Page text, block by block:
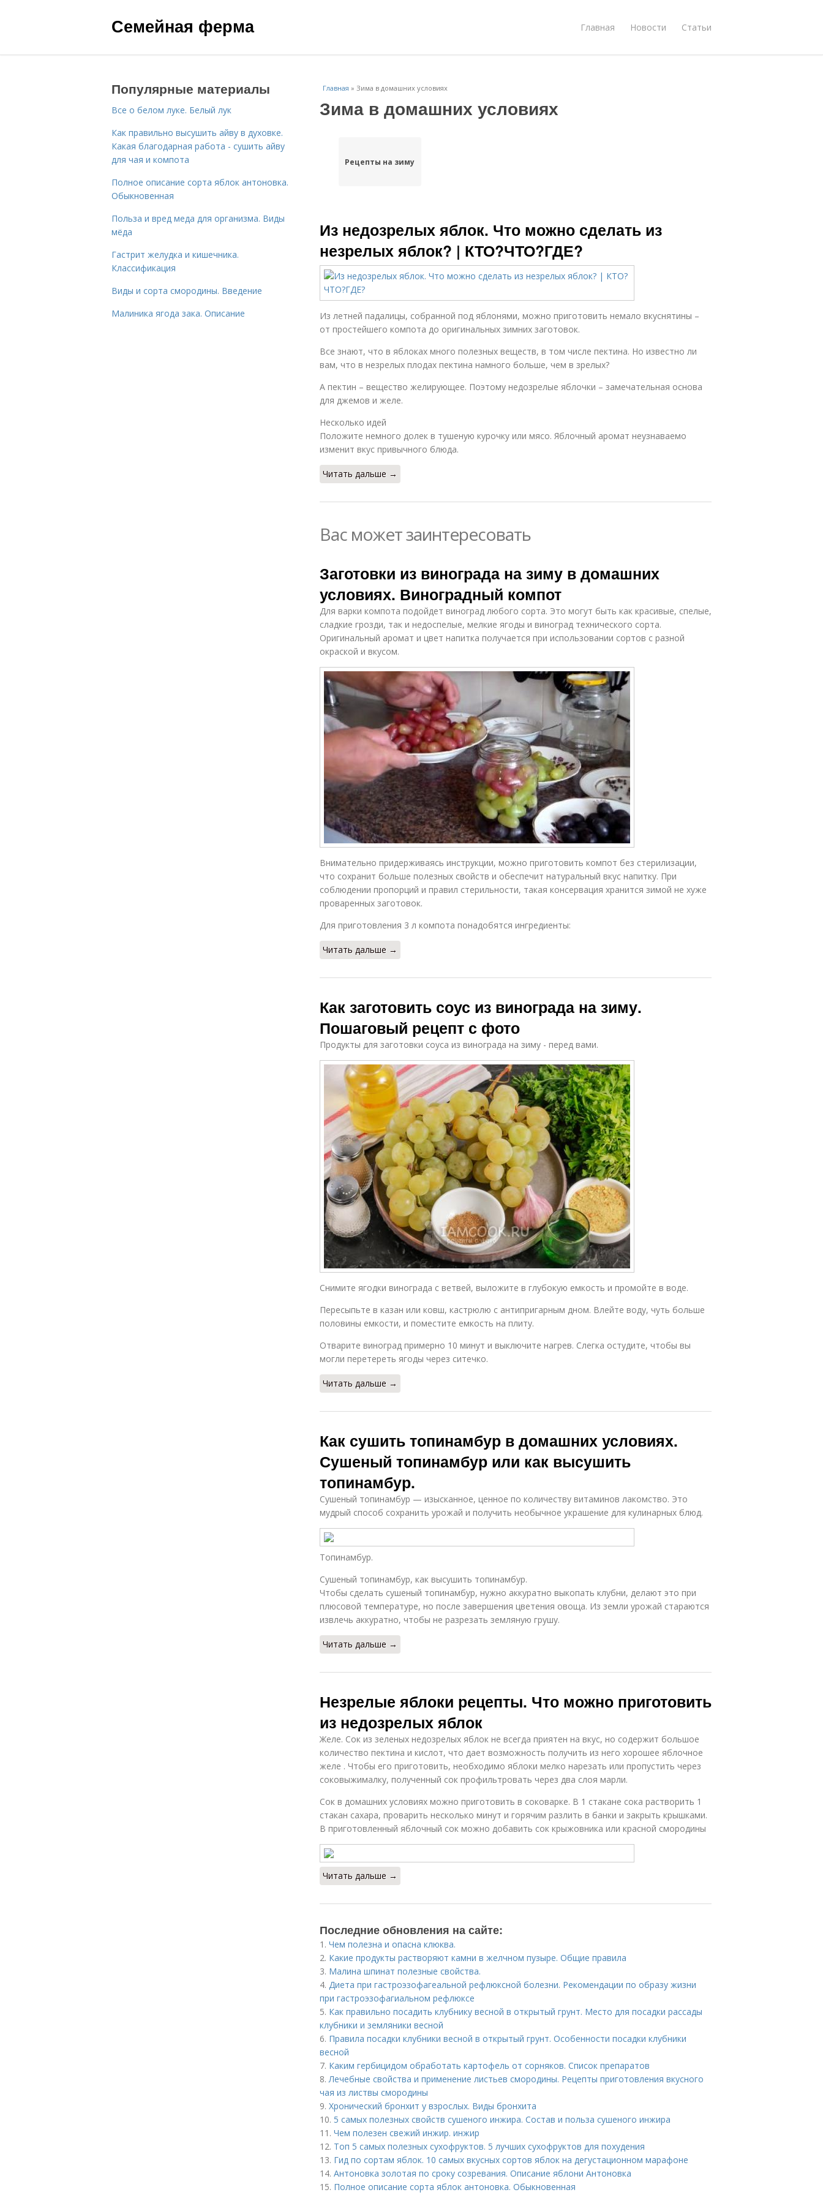
Семейная ферма Главная Новости Статьи
Главная » Зима в домашних условиях
Зима в домашних условиях
Рецепты на зиму
Из недозрелых яблок. Что можно сделать из
незрелых яблок? | КТО?ЧТО?ГДЕ?
Из летней падалицы, собранной под яблонями, можно приготовить немало вкуснятины –
от простейшего компота до оригинальных зимних заготовок.
Все знают, что в яблоках много полезных веществ, в том числе пектина. Но известно ли
вам, что в незрелых плодах пектина намного больше, чем в зрелых?
А пектин – вещество желирующее. Поэтому недозрелые яблочки – замечательная основа
для джемов и желе.
Несколько идей
Положите немного долек в тушеную курочку или мясо. Яблочный аромат неузнаваемо
изменит вкус привычного блюда.
Читать дальше →
Вас может заинтересовать
Заготовки из винограда на зиму в домашних
условиях. Виноградный компот
Для варки компота подойдет виноград любого сорта. Это могут быть как красивые, спелые,
сладкие грозди, так и недоспелые, мелкие ягоды и виноград технического сорта.
Оригинальный аромат и цвет напитка получается при использовании сортов с разной
окраской и вкусом.
Внимательно придерживаясь инструкции, можно приготовить компот без стерилизации,
что сохранит больше полезных свойств и обеспечит натуральный вкус напитку. При
соблюдении пропорций и правил стерильности, такая консервация хранится зимой не хуже
проваренных заготовок.
Для приготовления 3 л компота понадобятся ингредиенты:
Читать дальше →
Как заготовить соус из винограда на зиму.
Пошаговый рецепт с фото
Продукты для заготовки соуса из винограда на зиму - перед вами.
Снимите ягодки винограда с ветвей, выложите в глубокую емкость и промойте в воде.
Пересыпьте в казан или ковш, кастрюлю с антипригарным дном. Влейте воду, чуть больше
половины емкости, и поместите емкость на плиту.
Отварите виноград примерно 10 минут и выключите нагрев. Слегка остудите, чтобы вы
могли перетереть ягоды через ситечко.
Читать дальше →
Как сушить топинамбур в домашних условиях.
Сушеный топинамбур или как высушить
топинамбур.
Сушеный топинамбур — изысканное, ценное по количеству витаминов лакомство. Это
мудрый способ сохранить урожай и получить необычное украшение для кулинарных блюд.
Топинамбур.
Сушеный топинамбур, как высушить топинамбур.
Чтобы сделать сушеный топинамбур, нужно аккуратно выкопать клубни, делают это при
плюсовой температуре, но после завершения цветения овоща. Из земли урожай стараются
извлечь аккуратно, чтобы не разрезать земляную грушу.
Читать дальше →
Незрелые яблоки рецепты. Что можно приготовить
из недозрелых яблок
Желе. Сок из зеленых недозрелых яблок не всегда приятен на вкус, но содержит большое
количество пектина и кислот, что дает возможность получить из него хорошее яблочное
желе . Чтобы его приготовить, необходимо яблоки мелко нарезать или пропустить через
соковыжималку, полученный сок профильтровать через два слоя марли.
Сок в домашних условиях можно приготовить в соковарке. В 1 стакане сока растворить 1
стакан сахара, проварить несколько минут и горячим разлить в банки и закрыть крышками.
В приготовленный яблочный сок можно добавить сок крыжовника или красной смородины
Читать дальше →
Последние обновления на сайте:
1. Чем полезна и опасна клюква.
2. Какие продукты растворяют камни в желчном пузыре. Общие правила
3. Малина шпинат полезные свойства.
4. Диета при гастроэзофагеальной рефлюксной болезни. Рекомендации по образу жизни
при гастроэзофагиальном рефлюксе
5. Как правильно посадить клубнику весной в открытый грунт. Место для посадки рассады
клубники и земляники весной
6. Правила посадки клубники весной в открытый грунт. Особенности посадки клубники
весной
7. Каким гербицидом обработать картофель от сорняков. Список препаратов
8.Лечебные свойства и применение листьев смородины. Рецепты приготовления вкусного
чая из листвы смородины
9. Хронический бронхит у взрослых. Виды бронхита
10. 5 самых полезных свойств сушеного инжира. Состав и польза сушеного инжира
11. Чем полезен свежий инжир. инжир
12. Топ 5 самых полезных сухофруктов. 5 лучших сухофруктов для похудения
13. Гид по сортам яблок. 10 самых вкусных сортов яблок на дегустационном марафоне
14. Антоновка золотая по сроку созревания. Описание яблони Антоновка
15. Полное описание сорта яблок антоновка. Обыкновенная
Популярные материалы
Все о белом луке. Белый лук
Как правильно высушить айву в духовке.
Какая благодарная работа - сушить айву
для чая и компота
Полное описание сорта яблок антоновка.
Обыкновенная
Польза и вред меда для организма. Виды
мёда
Гастрит желудка и кишечника.
Классификация
Виды и сорта смородины. Введение
Малиника ягода зака. Описание